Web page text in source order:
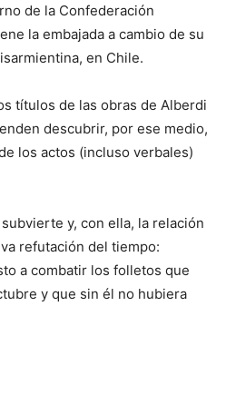
de la Confederación
la embajada a cambio de su
en Chile.
títulos de las obras de Alberdi
descubrir, por ese medio,
los actos (incluso verbales)
y, con ella, la relación
refutación del tiempo:
a combatir los folletos que
y que sin él no hubiera